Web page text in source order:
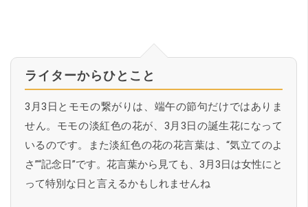
ライターからひとこと
3月3日とモモの繋がりは、端午の節句だけではありま
せん。モモの淡紅色の花が、3月3日の誕生花になって
いるのです。また淡紅色の花の花言葉は、“気立てのよ
さ”“記念日”です。花言葉から見ても、3月3日は女性にと
って特別な日と言えるかもしれませんね